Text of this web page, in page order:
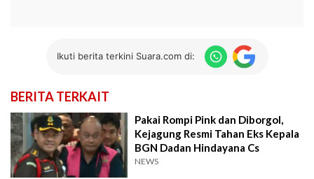
Ikuti berita terkini Suara.com di:
BERITA TERKAIT
Pakai Rompi Pink dan Diborgol,
Kejagung Resmi Tahan Eks Kepala
BGN Dadan Hindayana Cs
NEWS